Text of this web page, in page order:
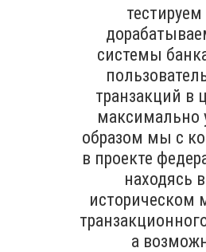
системы
транзакций в
образом мы с
в проекте
находясь
историческом
а